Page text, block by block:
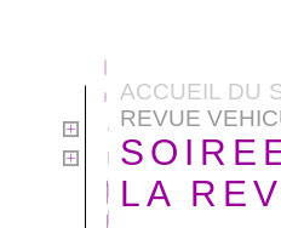
ACCUEIL DU
REVUE
LA